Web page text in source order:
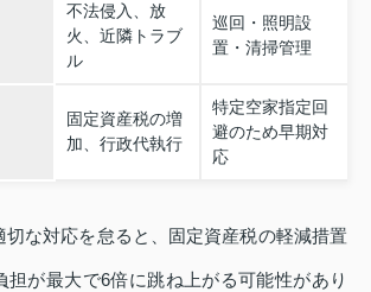
不法侵入、放
火、近隣トラブ
ル
巡回・照明設
置・清掃管理
固定資産税の増
加、行政代執行
特定空家指定回
避のため早期対
応
切な対応を怠ると、固定資産税の軽減措置
担が最大で6倍に跳ね上がる可能性があり